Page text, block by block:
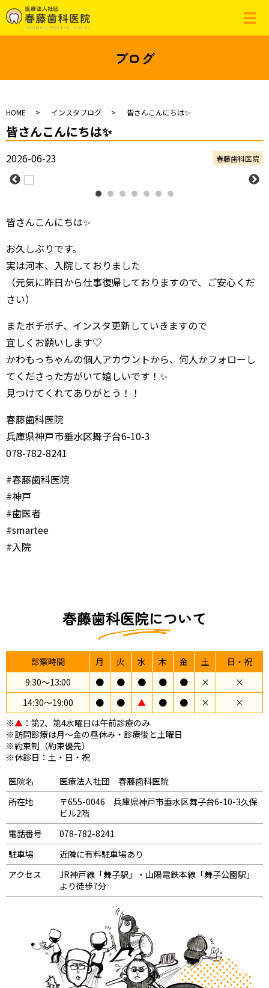
ブログ
HOME インスタブログ 皆さんこんにちは✨
皆さんこんにちは✨
2026-06-23 春藤歯科医院
皆さんこんにちは✨
お久しぶりです。
実は河本、入院しておりました
（元気に昨日から仕事復帰しておりますので、ご安心くだ
さい）
またボチボチ、インスタ更新していきますので
宜しくお願いします♡
かわもっちゃんの個人アカウントから、何人かフォローし
てくださった方がいて嬉しいです！✨
見つけてくれてありがとう！！
春藤歯科医院
兵庫県神戸市垂水区舞子台6-10-3
078-782-8241
#春藤歯科医院
#神戸
#歯医者
#smartee
#入院
春藤歯科医院について
診察時間 月 火 水 木 金 土
日・祝
9:30〜13:00
● ● ● ● ● ×
×
14:30〜19:00
● ● ▲ ● ● ×
×
※▲ ：第2、第4水曜日は午前診療のみ
※訪問診療は月～金の昼休み・診療後と土曜日
※約束制（約束優先）
※休診日：土・日・祝
医院名
医療法人社団 春藤歯科医院
所在地
〒655-0046 兵庫県神戸市垂水区舞子台6-10-3久保
ビル2階
電話番号
078-782-8241
駐車場
近隣に有料駐車場あり
アクセス
JR神戸線「舞子駅」・山陽電鉄本線「舞子公園駅」
より徒歩7分